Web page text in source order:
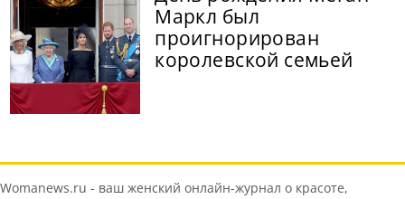
Маркл был
проигнорирован
королевской семьей
Womanews.ru - ваш женский онлайн-журнал о красоте,